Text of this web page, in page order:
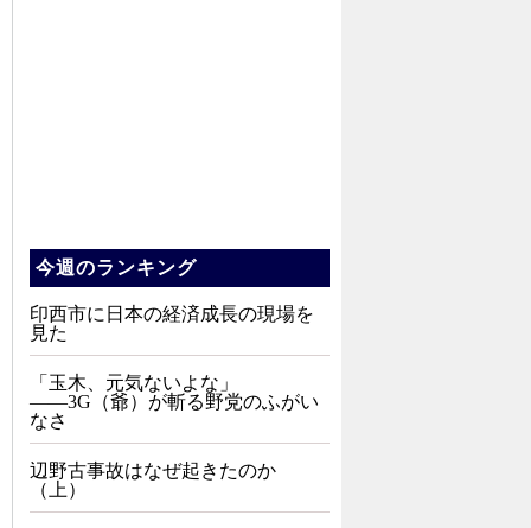
今週のランキング
印西市に日本の経済成長の現場を
見た
「玉木、元気ないよな」
――3G（爺）が斬る野党のふがい
なさ
辺野古事故はなぜ起きたのか
（上）